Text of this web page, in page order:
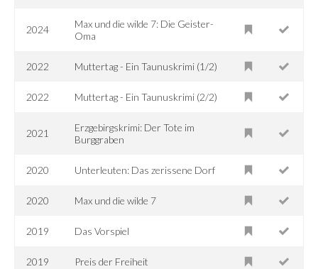
2024
Max und die wilde 7: Die Geister-
Oma
2022 Muttertag - Ein Taunuskrimi (1/2)
2022 Muttertag - Ein Taunuskrimi (2/2)
2021
Erzgebirgskrimi: Der Tote im
Burggraben
2020 Unterleuten: Das zerissene Dorf
2020 Max und die wilde 7
2019 Das Vorspiel
2019 Preis der Freiheit